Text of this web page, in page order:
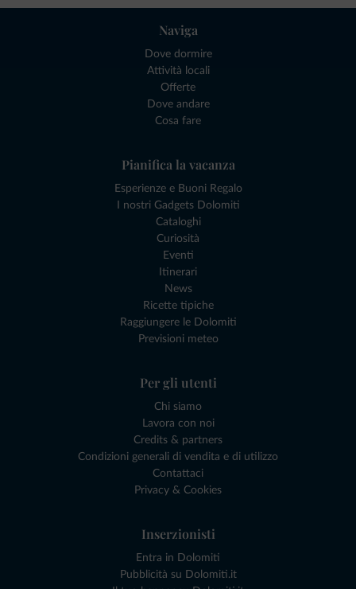
Naviga
Dove dormire
Attività locali
Offerte
Dove andare
Cosa fare
Pianifica la vacanza
Esperienze e Buoni Regalo
I nostri Gadgets Dolomiti
Cataloghi
Curiosità
Eventi
Itinerari
News
Ricette tipiche
Raggiungere le Dolomiti
Previsioni meteo
Per gli utenti
Chi siamo
Lavora con noi
Credits & partners
Condizioni generali di vendita e di utilizzo
Contattaci
Privacy & Cookies
Inserzionisti
Entra in Dolomiti
Pubblicità su Dolomiti.it